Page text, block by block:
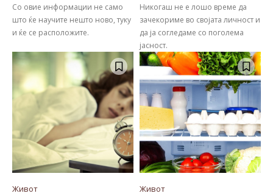
Со овие информации не само
што ќе научите нешто ново, туку
и ќе се расположите.
Никогаш не е лошо време да
зачекориме во својата личност и
да ја согледаме со поголема
јасност.
Живот Живот